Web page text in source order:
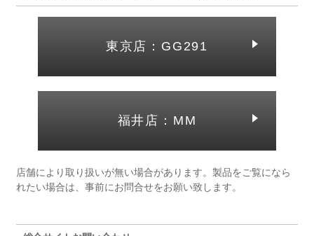
東京店：GG291
福井店：MM
店舗により取り扱いが無い場合があります。製品をご覧になら
れたい場合は、事前にお問合せをお願い致します。